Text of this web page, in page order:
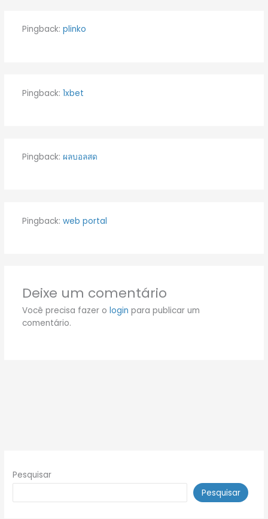
Pingback: plinko
Pingback: 1xbet
Pingback: ผลบอลสด
Pingback: web portal
Deixe um comentário
Você precisa fazer o login para publicar um
comentário.
Pesquisar
Pesquisar